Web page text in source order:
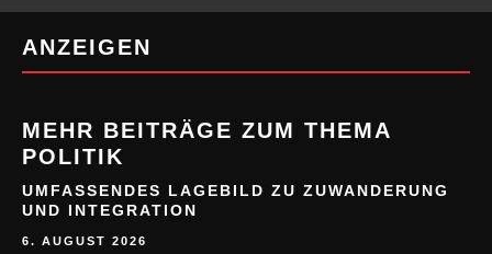
ANZEIGEN
MEHR BEITRÄGE ZUM THEMA
POLITIK
UMFASSENDES LAGEBILD ZU ZUWANDERUNG
UND INTEGRATION
6. AUGUST 2026